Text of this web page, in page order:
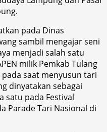
pada Dinas
sambil mengajar seni
menjadi salah satu
milik Pemkab Tulang
pada saat menyusun tari
dinyatakan sebagai
satu pada Festival
Parade Tari Nasional di